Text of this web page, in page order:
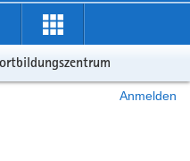
Anmelden